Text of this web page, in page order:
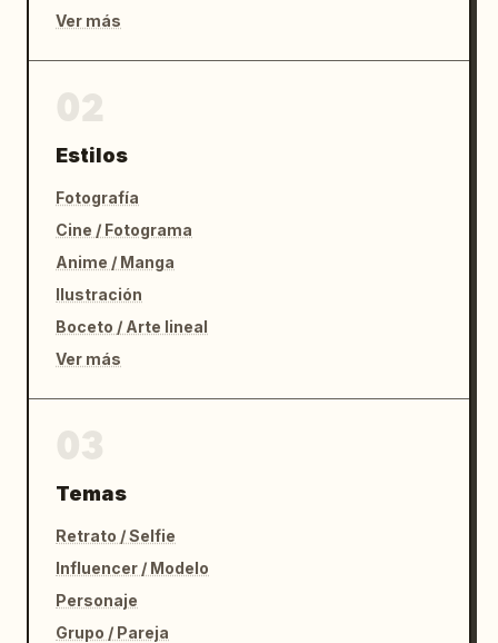
Ver más
Estilos
Fotografía
Cine / Fotograma
Anime / Manga
Ilustración
Boceto / Arte lineal
Ver más
Temas
Retrato / Selfie
Influencer / Modelo
Personaje
Grupo / Pareja